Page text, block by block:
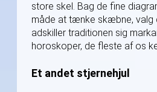
store skel. Bag de fine
måde at tænke skæbne, valg
adskiller traditionen sig
horoskoper, de fleste af os
Et andet stjernehjul